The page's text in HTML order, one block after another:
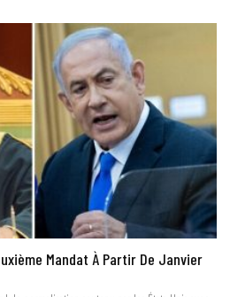
Mandat À Partir De Janvier